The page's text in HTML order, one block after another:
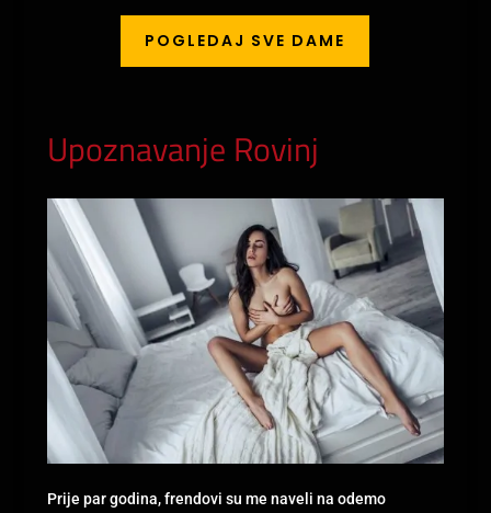
POGLEDAJ SVE DAME
Upoznavanje Rovinj
Prije par godina, frendovi su me naveli na odemo